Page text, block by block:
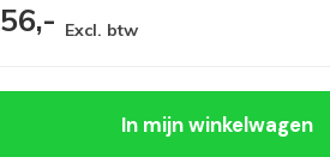
Excl. btw
In mijn winkelwagen